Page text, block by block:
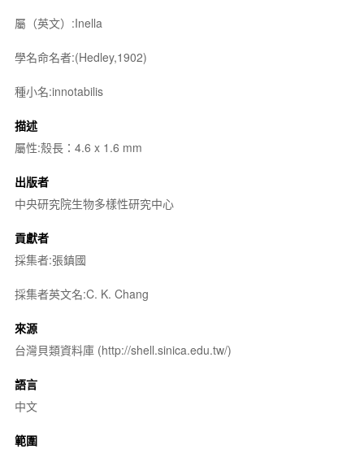
屬（英文）:Inella
學名命名者:(Hedley,1902)
種小名:innotabilis
描述
屬性:殼長：4.6 x 1.6 mm
出版者
中央研究院生物多樣性研究中心
貢獻者
採集者:張鎮國
採集者英文名:C. K. Chang
來源
台灣貝類資料庫 (http://shell.sinica.edu.tw/)
語言
中文
範圍